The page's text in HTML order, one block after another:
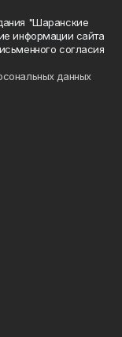
"Шаранские
информации сайта
согласия
данных